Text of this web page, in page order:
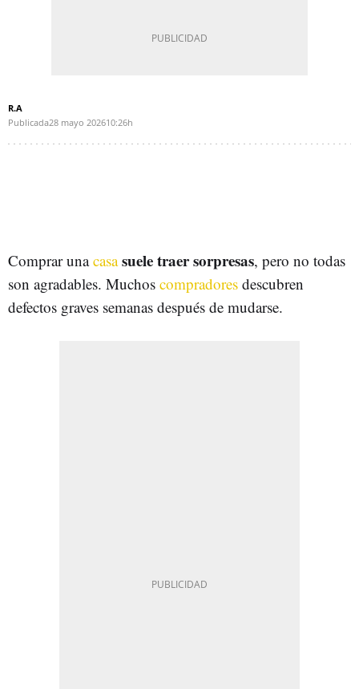
R.A
Publicada28 mayo 202610:26h
Comprar unacasa suele traer sorpresas, pero no todas
son agradables. Muchos compradores descubren
defectos graves semanas después de mudarse.